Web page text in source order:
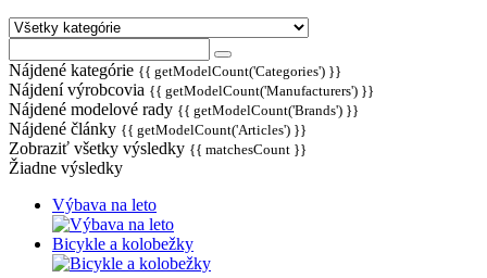
Nájdené kategórie {{ getModelCount('Categories') }}
Nájdení výrobcovia {{ getModelCount('Manufacturers') }}
Nájdené modelové rady {{ getModelCount('Brands') }}
Nájdené články {{ getModelCount('Articles') }}
Zobraziť všetky výsledky {{ matchesCount }}
Žiadne výsledky
Výbava na leto
Bicykle a kolobežky